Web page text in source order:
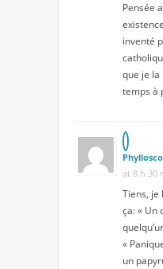
Pensée
inventé
que je la
temps à
at 8 h 30
Tiens, je
ça: « Un
«
un